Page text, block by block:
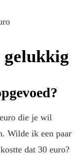
die je wil
Wilde ik een paar
dat 30 euro?